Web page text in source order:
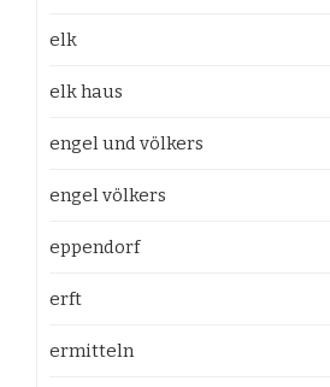
elk
elk haus
engel und völkers
engel völkers
eppendorf
erft
ermitteln